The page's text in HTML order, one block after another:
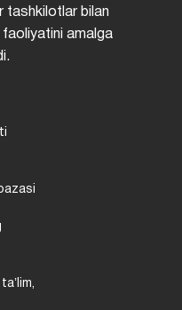
tashkilotlar bilan
faoliyatini amalga